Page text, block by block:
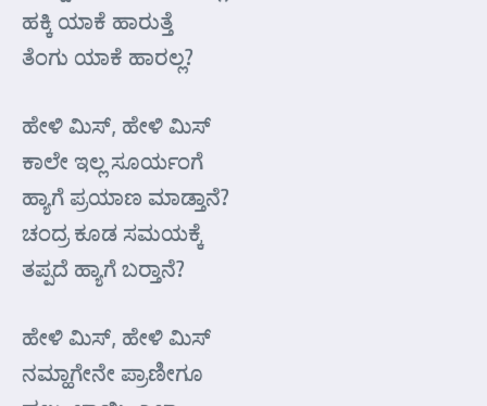
ಹಕ್ಕಿ ಯಾಕೆ ಹಾರುತ್ತೆ
ತೆಂಗು ಯಾಕೆ ಹಾರಲ್ಲ?
ಹೇಳಿ ಮಿಸ್, ಹೇಳಿ ಮಿಸ್
ಕಾಲೇ ಇಲ್ಲ ಸೂರ್ಯಂಗೆ
ಹ್ಯಾಗೆ ಪ್ರಯಾಣ ಮಾಡ್ತಾನೆ?
ಚಂದ್ರ ಕೂಡ ಸಮಯಕ್ಕೆ
ತಪ್ಪದೆ ಹ್ಯಾಗೆ ಬರ್‍ತಾನೆ?
ಹೇಳಿ ಮಿಸ್, ಹೇಳಿ ಮಿಸ್
ನಮ್ಹಾಗೇನೇ ಪ್ರಾಣೀಗೂ